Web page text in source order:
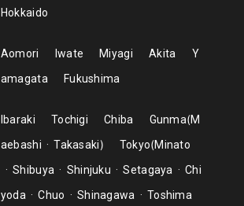
Hokkaido
Aomori Iwate Miyagi Akita
Y
amagata
Fukushima
Ibaraki Tochigi Chiba Gunma M
aebashi
Takasaki Tokyo Minato
Shibuya
Shinjuku Setagaya
Chi
yoda
Chuo Shinagawa
Toshima